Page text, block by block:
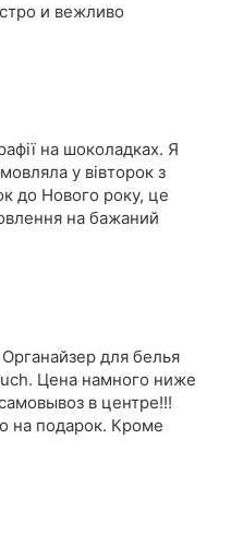
и вежливо
на шоколадках. Я
у вівторок з
до Нового року, це
на бажаний
Виручили.
для белья
Цена намного ниже
в центре!!!
на подарок. Кроме